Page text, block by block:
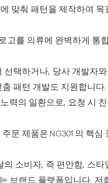
맞춰 패턴을 제작하여
고를 의류에 완벽하게 통
선택하거나, 당사 개발자
패턴 개발도 지원합니다.
력의 일환으로, 요청 시
주문 제품은 NG301의 핵
소비자, 즉 편안함, 스
브랜드 플랫폼입니다.